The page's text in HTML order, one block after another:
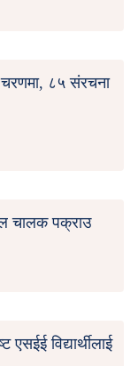
चरणमा, ८५ संरचना
चालक पक्राउ
एसईई विद्यार्थीलाई